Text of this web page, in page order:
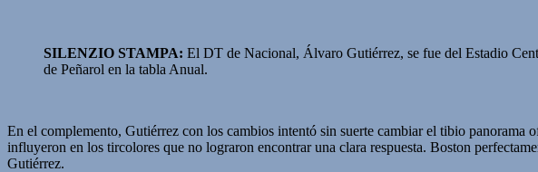
SILENZIO STAMPA: El DT de Nacional, Álvaro Gutiérrez, se fue del Estadio
de Peñarol en la tabla Anual.
En el complemento, Gutiérrez con los cambios intentó sin suerte cambiar el tibio
influyeron en los tircolores que no lograron encontrar una clara respuesta. Boston
Gutiérrez.